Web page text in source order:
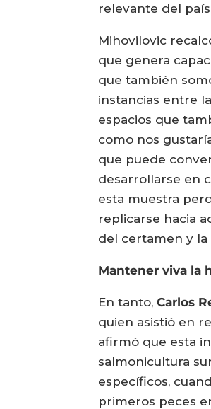
relevante del
Mihovilovic
que genera
que también
instancias entre
espacios que
como nos
que puede
desarrollarse en
esta muestra
replicarse hacia
del certamen y
Mantener viva la
En tanto,Carlos
quien asistió en
afirmó que esta
salmonicultura
específicos,
primeros peces